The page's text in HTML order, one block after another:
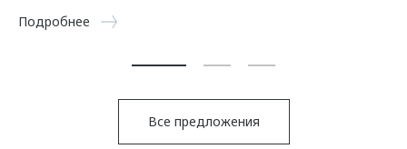
Подробнее
Все предложения